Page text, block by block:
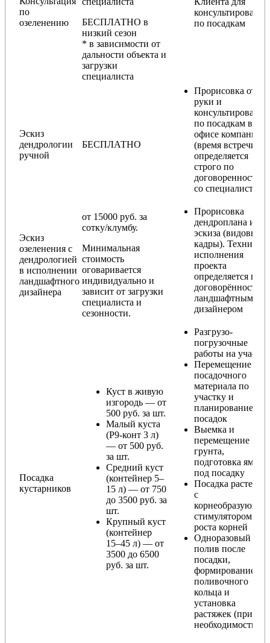
по
озеленению
БЕСПЛАТНО в
низкий сезон
* в зависимости от
дальности объекта и
загрузки
специалиста
консультирования
по посадкам
Эскиз
дендрологии
ручной
БЕСПЛАТНО
Прорисовка от
руки и
консультирование
по посадкам в
офисе компании
(время встречи
определяется
строго по
договоренности
со специалистом)
Эскиз
озеленения с
дендрологией
в исполнении
ландшафтного
дизайнера
от 15000 руб. за
сотку/клумбу.
Минимальная
стоимость
оговаривается
индивидуально и
зависит от загрузки
специалиста и
сезонности.
Прорисовка
дендроплана и
эскиза (видовые
кадры). Техника
исполнения
проекта
определяется по
договорённости с
ландшафтным
дизайнером
Посадка
кустарников
Куст в живую
изгородь — от
500 руб. за шт.
Малый куста
(Р9-конт 3 л)
— от 500 руб.
за шт.
Средний куст
(контейнер 5–
15 л) — от 750
до 3500 руб. за
шт.
Крупный куст
(контейнер
15–45 л) — от
3500 до 6500
руб. за шт.
Разгрузо-
погрузочные
работы на участке
Перемещение
посадочного
материала по
участку и
планирование
посадок
Выемка и
перемещение
грунта,
подготовка ямы
под посадку
Посадка растения
с
корнеобразующим
стимулятором
роста корней
Одноразовый
полив после
посадки,
формирование
поливочного
кольца и
установка
растяжек (при
необходимости)